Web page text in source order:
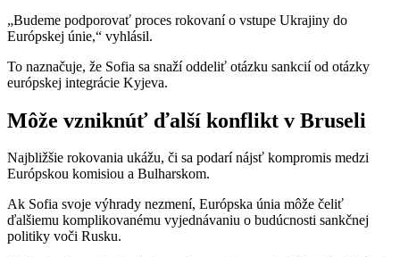
„Budeme podporovať proces rokovaní o vstupe Ukrajiny do
Európskej únie,“ vyhlásil.
To naznačuje, že Sofia sa snaží oddeliť otázku sankcií od otázky
európskej integrácie Kyjeva.
Môže vzniknúť ďalší konflikt v Bruseli
Najbližšie rokovania ukážu, či sa podarí nájsť kompromis medzi
Európskou komisiou a Bulharskom.
Ak Sofia svoje výhrady nezmení, Európska únia môže čeliť
ďalšiemu komplikovanému vyjednávaniu o budúcnosti sankčnej
politiky voči Rusku.